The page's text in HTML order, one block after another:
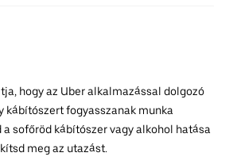
hogy az Uber alkalmazással dolgozó
kábítószert fogyasszanak munka
a sofőröd kábítószer vagy alkohol hatása
meg az utazást.